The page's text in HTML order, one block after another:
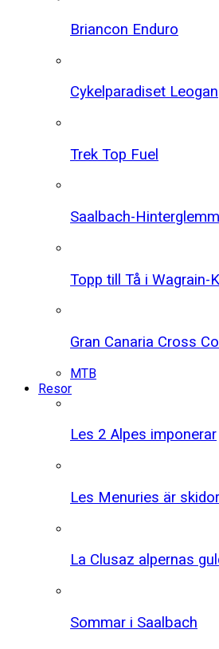
Briancon Enduro
Cykelparadiset
Trek Top Fuel
Saalbach-
Topp till Tå i Wagrain-
Gran Canaria Cross
MTB
Resor
Les 2 Alpes imponerar
Les Menuries är
La Clusaz alpernas
Sommar i Saalbach